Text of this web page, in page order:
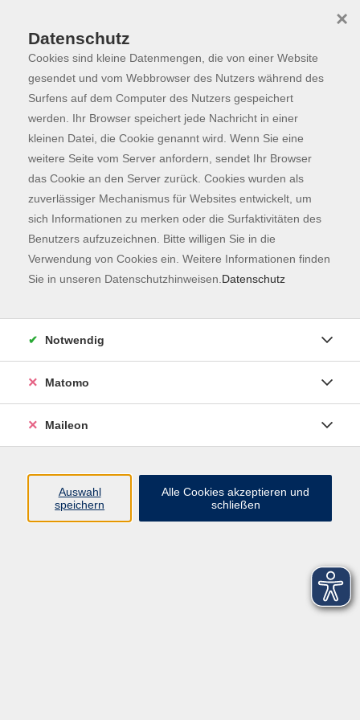
Skip to main content
Programm
Der Kurs konnte nicht gefunden werden.
Kontaktformular
Impressum
AGB
Datenschutzerklärung
Datenschutz
Cookies sind kleine Datenmengen, die von einer Website
gesendet und vom Webbrowser des Nutzers während des
Surfens auf dem Computer des Nutzers gespeichert
werden. Ihr Browser speichert jede Nachricht in einer
kleinen Datei, die Cookie genannt wird. Wenn Sie eine
weitere Seite vom Server anfordern, sendet Ihr Browser
das Cookie an den Server zurück. Cookies wurden als
zuverlässiger Mechanismus für Websites entwickelt, um
sich Informationen zu merken oder die Surfaktivitäten des
Benutzers aufzuzeichnen. Bitte willigen Sie in die
Verwendung von Cookies ein. Weitere Informationen finden
Sie in unseren Datenschutzhinweisen. Datenschutz
×
Notwendig
Matomo
Maileon
Auswahl
speichern
Alle Cookies akzeptieren und
schließen